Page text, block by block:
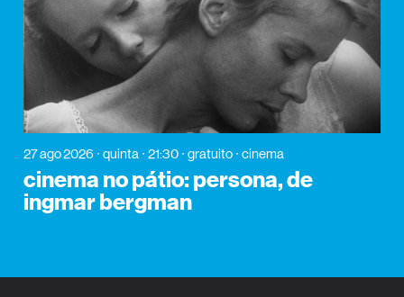
27 ago 2026 quinta 21:30 gratuito cinema
cinema no pátio: persona, de
ingmar bergman